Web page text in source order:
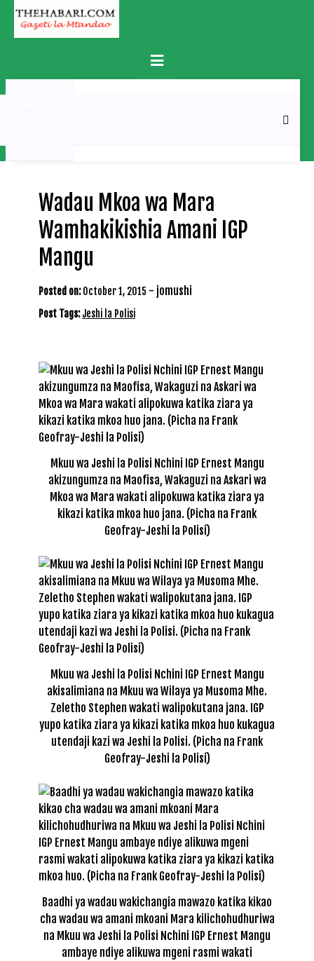
Skip
content
Primary
Menu
MICHEZO
Wadau Mkoa wa Mara
Wamhakikishia Amani IGP
Mangu
Posted on: October 1, 2015 - jomushi
Post Tags:Jeshi la Polisi
Mkuu wa Jeshi la Polisi Nchini IGP Ernest Mangu
akizungumza na Maofisa, Wakaguzi na Askari wa
Mkoa wa Mara wakati alipokuwa katika ziara ya
kikazi katika mkoa huo jana. (Picha na Frank
Geofray-Jeshi la Polisi)
Mkuu wa Jeshi la Polisi Nchini IGP Ernest Mangu
akisalimiana na Mkuu wa Wilaya ya Musoma Mhe.
Zeletho Stephen wakati walipokutana jana. IGP
yupo katika ziara ya kikazi katika mkoa huo kukagua
utendaji kazi wa Jeshi la Polisi. (Picha na Frank
Geofray-Jeshi la Polisi)
Baadhi ya wadau wakichangia mawazo katika kikao
cha wadau wa amani mkoani Mara kilichohudhuriwa
na Mkuu wa Jeshi la Polisi Nchini IGP Ernest Mangu
ambaye ndiye alikuwa mgeni rasmi wakati